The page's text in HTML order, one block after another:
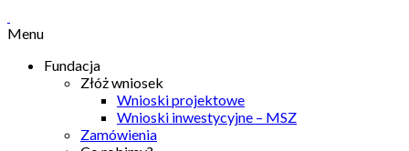
Menu
Fundacja
Złóż wniosek
Wnioski projektowe
Wnioski inwestycyjne – MSZ
Zamówienia